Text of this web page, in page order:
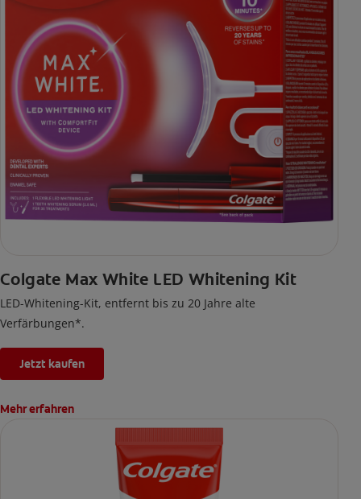
Colgate Max White LED Whitening Kit
LED-Whitening-Kit, entfernt bis zu 20 Jahre alte
Verfärbungen*.
Jetzt kaufen
Mehr erfahren